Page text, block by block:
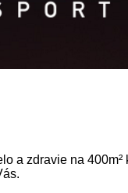
a zdravie na